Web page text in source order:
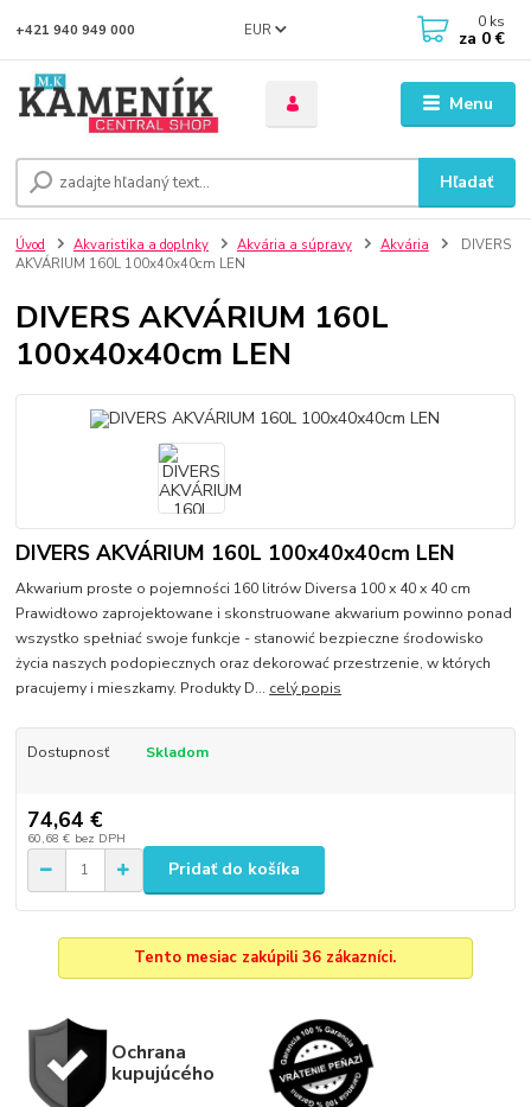
Menu
EUR
Hľadať
+421 940 949 000 0 ks
za 0 €
Úvod Akvaristika a doplnky Akvária a súpravy Akvária
DIVERS
AKVÁRIUM 160L 100x40x40cm LEN
DIVERS AKVÁRIUM 160L
100x40x40cm LEN
DIVERS AKVÁRIUM 160L 100x40x40cm LEN
Akwarium proste o pojemności 160 litrów Diversa 100 x 40 x 40 cm
Prawidłowo zaprojektowane i skonstruowane akwarium powinno ponad
wszystko spełniać swoje funkcje - stanowić bezpieczne środowisko
życia naszych podopiecznych oraz dekorować przestrzenie, w których
pracujemy i mieszkamy. Produkty D... celý popis
Dostupnosť Skladom
74,64 €
60,68 € bez DPH
Pridať do košíka
Tento mesiac zakúpili 36 zákazníci.
Ochrana
kupujúcého